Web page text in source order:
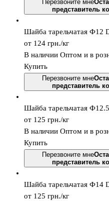
Перезвоните мне
представитель
Шайба тарельчатая Ф12
от 124 грн./кг
В наличии Оптом и в
Купить
Перезвоните мне
представитель
Шайба тарельчатая
от 125 грн./кг
В наличии Оптом и в
Купить
Перезвоните мне
представитель
Шайба тарельчатая Ф14
от 125 грн./кг